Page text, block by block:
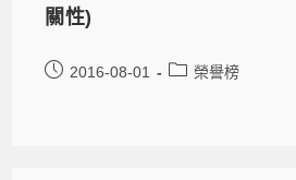
關性)
2016-08-01 榮譽榜